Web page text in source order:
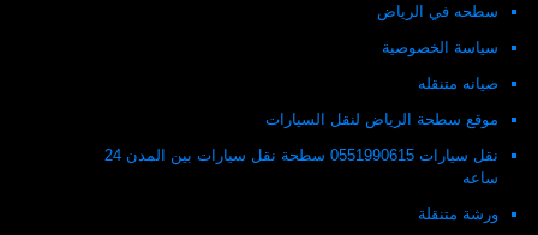
سطحه في الرياض
سياسة الخصوصية
صيانه متنقله
موقع سطحة الرياض لنقل السيارات
نقل سيارات 0551990615 سطحة نقل سيارات بين المدن 24
ساعه
ورشة متنقلة